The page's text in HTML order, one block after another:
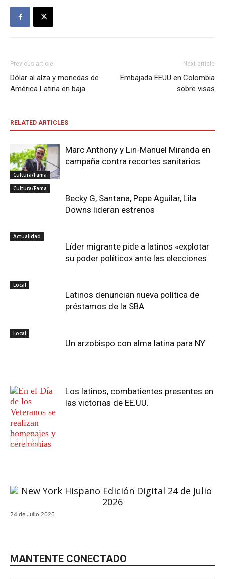
Previous article
Dólar al alza y monedas de
América Latina en baja
Next article
Embajada EEUU en Colombia
sobre visas
RELATED ARTICLES
Cultura/Fama
Marc Anthony y Lin-Manuel Miranda en
campaña contra recortes sanitarios
Cultura/Fama
Becky G, Santana, Pepe Aguilar, Lila
Downs lideran estrenos
Actualidad
Líder migrante pide a latinos «explotar
su poder político» ante las elecciones
Local
Latinos denuncian nueva política de
préstamos de la SBA
Local
Un arzobispo con alma latina para NY
Los latinos, combatientes presentes en
las victorias de EE.UU.
24 de Julio 2026
MANTENTE CONECTADO